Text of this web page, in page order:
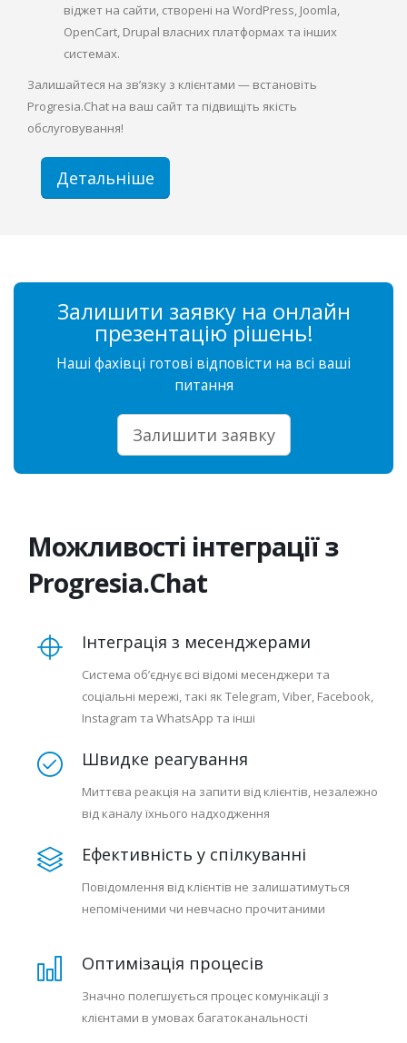
віджет на сайти, створені на WordPress, Joomla,
OpenCart, Drupal власних платформах та інших
системах.
Залишайтеся на зв’язку з клієнтами — встановіть
Progresia.Chat на ваш сайт та підвищіть якість
обслуговування!
Детальніше
Залишити заявку на онлайн
презентацію рішень!
Наші фахівці готові відповісти на всі ваші
питання
Залишити заявку
Можливості інтеграції з
Progresia.Chat
Інтеграція з месенджерами
Система об’єднує всі відомі месенджери та
соціальні мережі, такі як Telegram, Viber, Facebook,
Instagram та WhatsApp та інші
Швидке реагування
Миттєва реакція на запити від клієнтів, незалежно
від каналу їхнього надходження
Ефективність у спілкуванні
Повідомлення від клієнтів не залишатимуться
непоміченими чи невчасно прочитаними
Оптимізація процесів
Значно полегшується процес комунікації з
клієнтами в умовах багатоканальності